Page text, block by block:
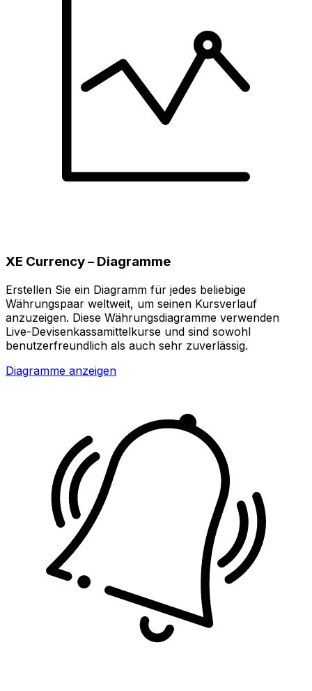
XE Currency – Diagramme
Erstellen Sie ein Diagramm für jedes beliebige
Währungspaar weltweit, um seinen Kursverlauf
anzuzeigen. Diese Währungsdiagramme verwenden
Live-Devisenkassamittelkurse und sind sowohl
benutzerfreundlich als auch sehr zuverlässig.
Diagramme anzeigen